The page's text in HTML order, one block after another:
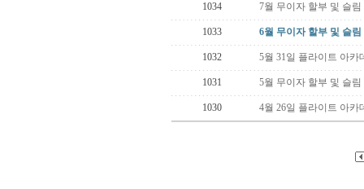
1034 7월 무이자 할부 및 슬
1033 6월 무이자 할부 및 슬
1032 5월 31일 플라이트 아카
1031 5월 무이자 할부 및 슬
1030 4월 26일 플라이트 아카